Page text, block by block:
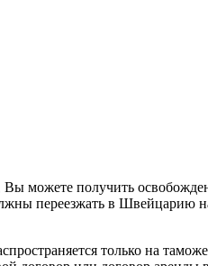
можете получить
переезжать в Швейцарию
только на